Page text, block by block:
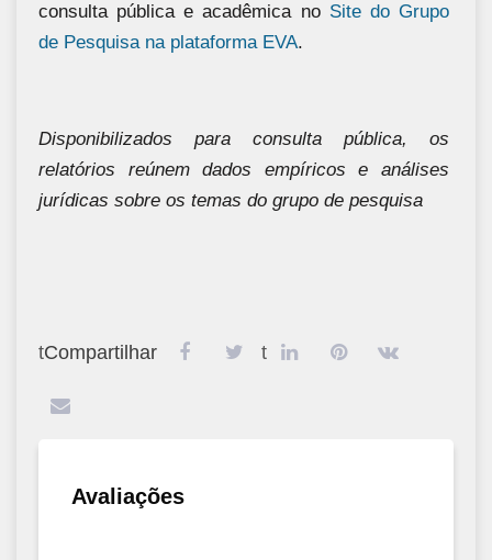
consulta pública e acadêmica no Site do Grupo
de Pesquisa na plataforma EVA.
Disponibilizados para consulta pública, os
relatórios reúnem dados empíricos e análises
jurídicas sobre os temas do grupo de pesquisa
tCompartilhar t
Avaliações